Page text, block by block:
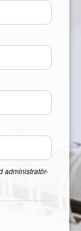
administratör-